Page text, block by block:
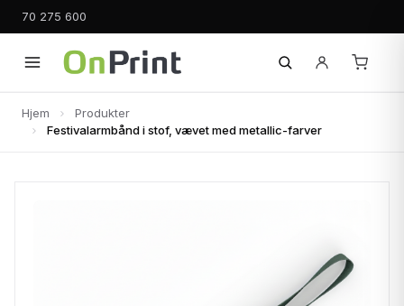
70 275 600
Hjem
Produkter
Festivalarmbånd i stof, vævet med metallic-farver